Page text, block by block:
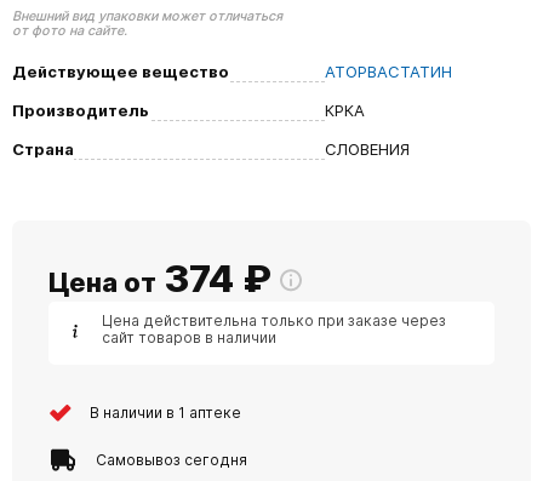
Внешний вид упаковки может отличаться
от фото на сайте.
Действующее вещество
АТОРВАСТАТИН
Производитель
КРКА
Страна
СЛОВЕНИЯ
Цена от 374 ₽
Цена действительна только при заказе через
сайт товаров в наличии
В наличии в 1 аптеке
Самовывоз сегодня